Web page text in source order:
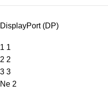
DisplayPort (DP)
1 1
2 2
3 3
Ne 2